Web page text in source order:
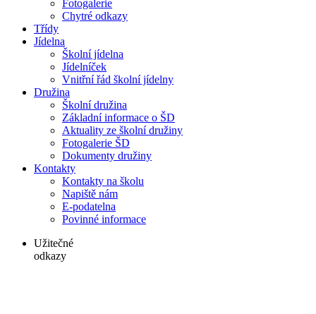
Fotogalerie
Chytré odkazy
Třídy
Jídelna
Školní jídelna
Jídelníček
Vnitřní řád školní jídelny
Družina
Školní družina
Základní informace o ŠD
Aktuality ze školní družiny
Fotogalerie ŠD
Dokumenty družiny
Kontakty
Kontakty na školu
Napiště nám
E-podatelna
Povinné informace
Užitečné
odkazy